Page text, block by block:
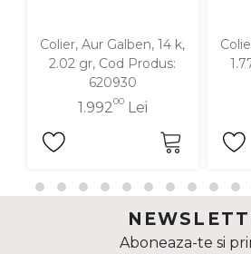
Colier, Aur Galben, 14 k,
2.02 gr, Cod Produs:
620930
1.99200Lei
Aboneaza-te si